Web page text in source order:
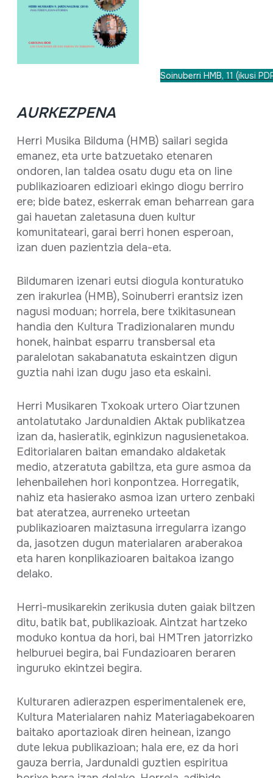
Soinuberri HMB, 11 (ikusi
AURKEZPENA
Herri Musika Bilduma (HMB) sailari segida
emanez, eta urte batzuetako etenaren
ondoren, lan taldea osatu dugu eta on line
publikazioaren edizioari ekingo diogu berriro
ere; bide batez, eskerrak eman beharrean gara
gai hauetan zaletasuna duen kultur
komunitateari, garai berri honen esperoan,
izan duen pazientzia dela-eta.
Bildumaren izenari eutsi diogula konturatuko
zen irakurlea (HMB), Soinuberri erantsiz izen
nagusi moduan; horrela, bere txikitasunean
handia den Kultura Tradizionalaren mundu
honek, hainbat esparru transbersal eta
paralelotan sakabanatuta eskaintzen digun
guztia nahi izan dugu jaso eta eskaini.
Herri Musikaren Txokoak urtero Oiartzunen
antolatutako Jardunaldien Aktak publikatzea
izan da, hasieratik, eginkizun nagusienetakoa.
Editorialaren baitan emandako aldaketak
medio, atzeratuta gabiltza, eta gure asmoa da
lehenbailehen hori konpontzea. Horregatik,
nahiz eta hasierako asmoa izan urtero zenbaki
bat ateratzea, aurreneko urteetan
publikazioaren maiztasuna irregularra izango
da, jasotzen dugun materialaren araberakoa
eta haren konplikazioaren baitakoa izango
delako.
Herri-musikarekin zerikusia duten gaiak biltzen
ditu, batik bat, publikazioak. Aintzat hartzeko
moduko kontua da hori, bai HMTren jatorrizko
helburuei begira, bai Fundazioaren beraren
inguruko ekintzei begira.
Kulturaren adierazpen esperimentalenek ere,
Kultura Materialaren nahiz Materiagabekoaren
baitako aportazioak diren heinean, izango
dute lekua publikazioan; hala ere, ez da hori
gauza berria, Jardunaldi guztien espiritua